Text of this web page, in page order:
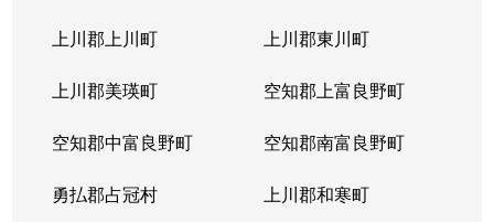
上川郡上川町 上川郡東川町
上川郡美瑛町 空知郡上富良野町
空知郡中富良野町 空知郡南富良野町
勇払郡占冠村 上川郡和寒町